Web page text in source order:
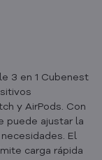
3 en 1 Cubenest
y AirPods. Con
puede ajustar la
El
carga rápida